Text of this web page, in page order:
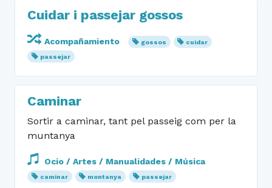
Cuidar i passejar gossos
Acompañamiento gossos
cuidar
passejar
Caminar
Sortir a caminar, tant pel passeig com per la
muntanya
Ocio / Artes / Manualidades / Música
caminar montanya passejar